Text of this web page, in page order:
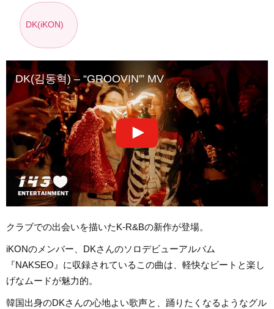
DK(iKON)
DK(김동혁) – “GROOVIN'” MV
クラブでの出会いを描いたK-R&Bの新作が登場。
iKONのメンバー、DKさんのソロデビューアルバム
『NAKSEO』に収録されているこの曲は、軽快なビートと楽し
げなムードが魅力的。
韓国出身のDKさんの心地よい歌声と、踊りたくなるようなグル